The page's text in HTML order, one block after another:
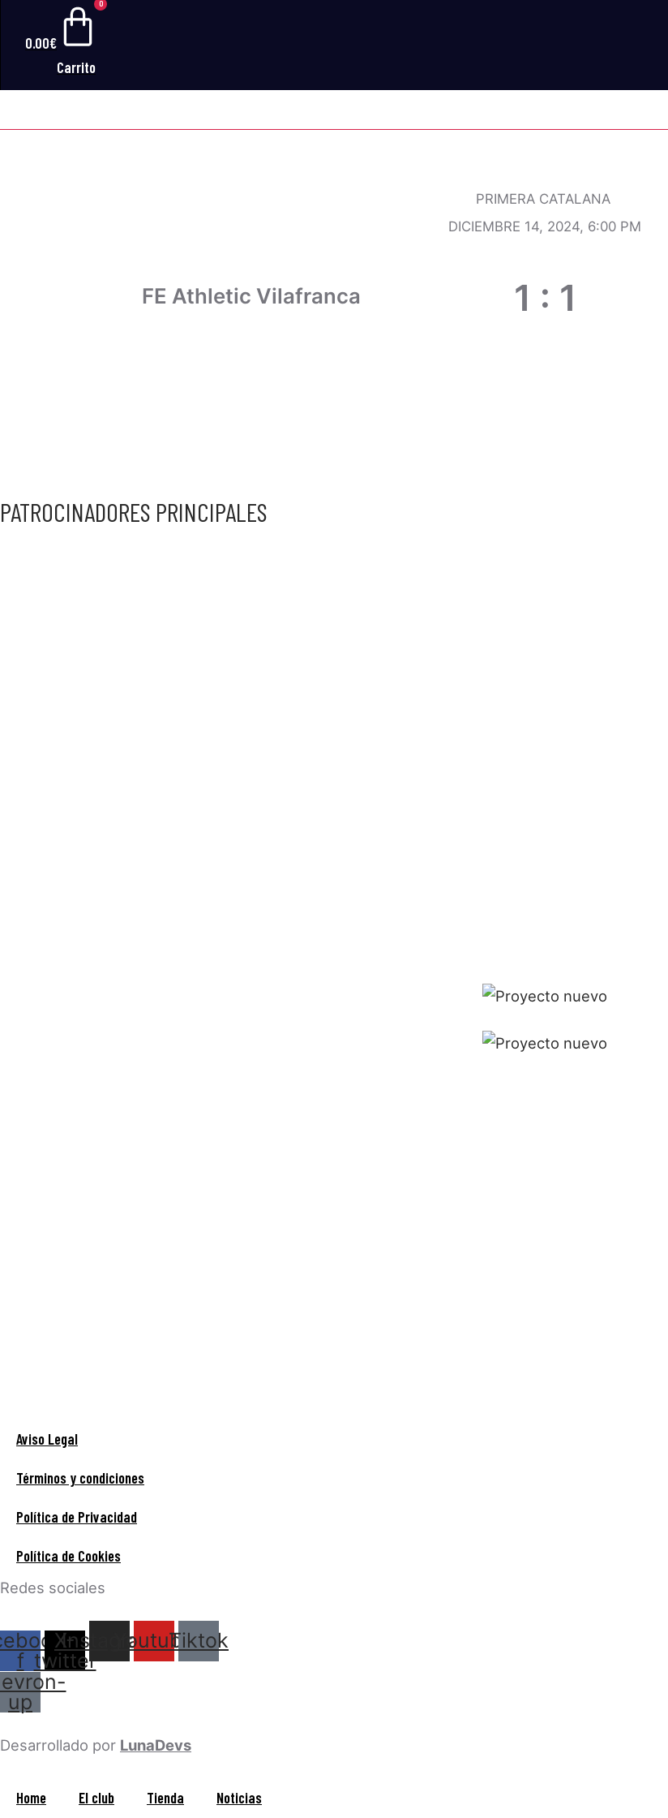
0.00€
0
Carrito
PRIMERA CATALANA
DICIEMBRE 14, 2024, 6:00 PM
FE Athletic Vilafranca 1 : 1
PATROCINADORES PRINCIPALES
Aviso Legal
Términos y condiciones
Política de Privacidad
Política de Cookies
Redes sociales
f
X-
twitter
InstagramYoutubeTiktok
up
Desarrollado por LunaDevs
Home El club Tienda Noticias